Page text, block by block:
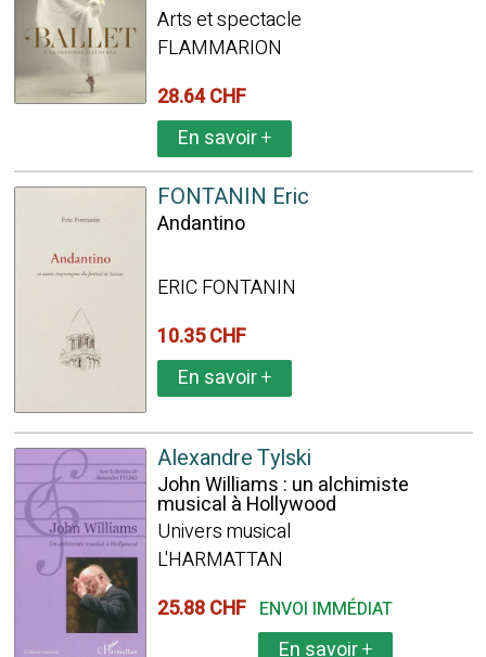
Arts et spectacle
FLAMMARION
28.64 CHF
En savoir+
FONTANIN Eric
Andantino
ERIC FONTANIN
10.35 CHF
En savoir+
Alexandre Tylski
John Williams : un alchimiste
musical à Hollywood
Univers musical
L'HARMATTAN
25.88 CHF ENVOI IMMÉDIAT
En savoir+